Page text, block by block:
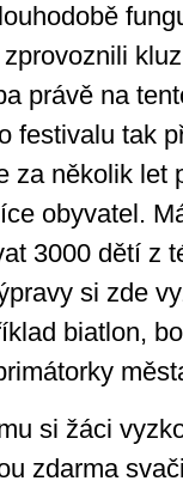
právě na
festivalu tak
za několik let
obyvatel.
3000 dětí z
si zde
biatlon,
si žáci
zdarma